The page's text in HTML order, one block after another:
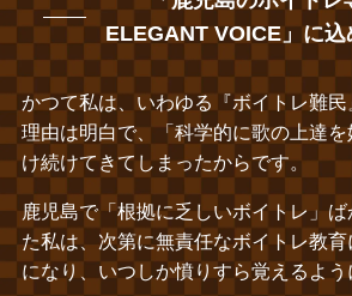
ELEGANT VOICE」に込
かつて私は、いわゆる『ボイトレ難民
理由は明白で、「科学的に歌の上達
け続けてきてしまったからです。
鹿児島で「根拠に乏しいボイトレ」
た私は、次第に無責任なボイトレ教
になり、いつしか憤りすら覚えるよう